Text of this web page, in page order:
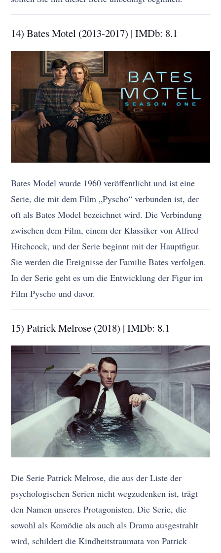
14) Bates Motel (2013-2017) | IMDb: 8.1
Bates Model wurde 1960 veröffentlicht und ist eine
Serie, die mit dem Film „Pyscho“ verbunden ist, der
oft als Bates Model bezeichnet wird. Die Verbindung
zwischen dem Film, einem der Klassiker von Alfred
Hitchcock, und der Serie beginnt mit der Hauptfigur.
Sie werden die Ereignisse der Familie Bates verfolgen.
In der Serie geht es um die Entwicklung der Figur im
Film Pyscho und davor.
15) Patrick Melrose (2018) | IMDb: 8.1
Die Serie Patrick Melrose, die aus der Liste der
psychologischen Serien nicht wegzudenken ist, trägt
den Namen unseres Protagonisten. Die Serie, die
sowohl als Komödie als auch als Drama ausgestrahlt
wird, schildert die Kindheitstraumata von Patrick